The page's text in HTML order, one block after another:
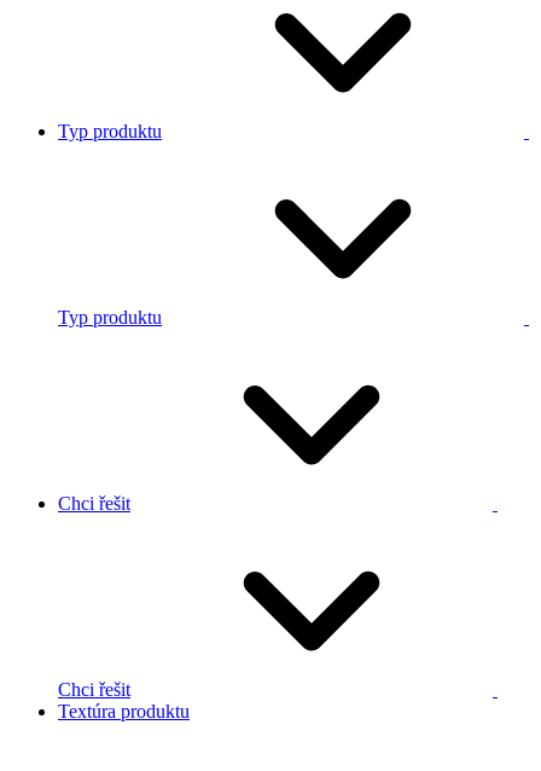
Typ produktu
Typ produktu
Chci řešit
Chci řešit
Textúra produktu